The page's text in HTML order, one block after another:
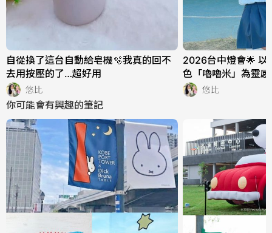
自從換了這台自動給皂機🫧我真的回不
去用按壓的了…超好用
悠比
2026台中燈會🌟 以
色「嚕嚕米」為靈
秒走進北歐童話世界
悠比
你可能會有興趣的筆記